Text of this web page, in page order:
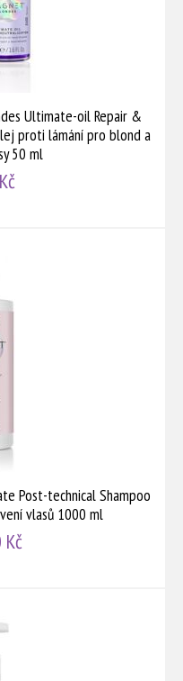
Ultimate-oil Repair &
proti lámání pro blond a
50 ml
Post-technical Shampoo
vlasů 1000 ml